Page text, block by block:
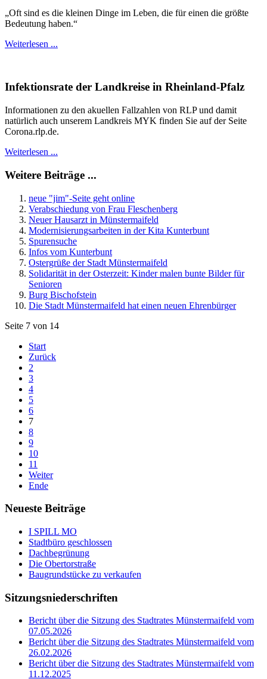
„Oft sind es die kleinen Dinge im Leben, die für einen die größte
Bedeutung haben.“
Weiterlesen ...
Infektionsrate der Landkreise in Rheinland-Pfalz
Informationen zu den akuellen Fallzahlen von RLP und damit
natürlich auch unserem Landkreis MYK finden Sie auf der Seite
Corona.rlp.de.
Weiterlesen ...
Weitere Beiträge ...
neue "jim"-Seite geht online
Verabschiedung von Frau Fleschenberg
Neuer Hausarzt in Münstermaifeld
Modernisierungsarbeiten in der Kita Kunterbunt
Spurensuche
Infos vom Kunterbunt
Ostergrüße der Stadt Münstermaifeld
Solidarität in der Osterzeit: Kinder malen bunte Bilder für
Senioren
Burg Bischofstein
Die Stadt Münstermaifeld hat einen neuen Ehrenbürger
Seite 7 von 14
Start
Zurück
2
3
4
5
6
7
8
9
10
11
Weiter
Ende
Neueste Beiträge
I SPILL MO
Stadtbüro geschlossen
Dachbegrünung
Die Obertorstraße
Baugrundstücke zu verkaufen
Sitzungsniederschriften
Bericht über die Sitzung des Stadtrates Münstermaifeld vom
07.05.2026
Bericht über die Sitzung des Stadtrates Münstermaifeld vom
26.02.2026
Bericht über die Sitzung des Stadtrates Münstermaifeld vom
11.12.2025